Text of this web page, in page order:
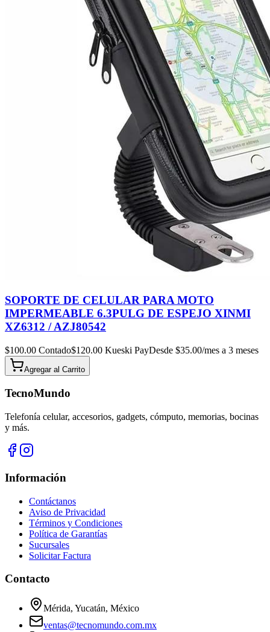
SOPORTE DE CELULAR PARA MOTO
IMPERMEABLE 6.3PULG DE ESPEJO XINMI
XZ6312 / AZJ80542
$100.00 Contado$120.00 Kueski PayDesde $35.00/mes a 3 meses
Agregar al Carrito
TecnoMundo
Telefonía celular, accesorios, gadgets, cómputo, memorias, bocinas
y más.
Información
Contáctanos
Aviso de Privacidad
Términos y Condiciones
Política de Garantías
Sucursales
Solicitar Factura
Contacto
Mérida, Yucatán, México
ventas@tecnomundo.com.mx